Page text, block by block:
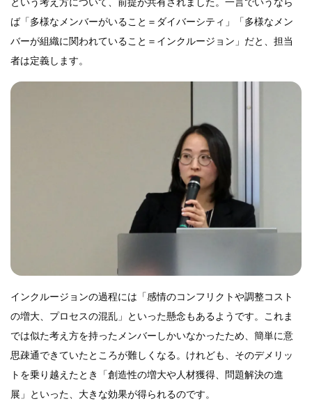
ば「多様なメンバーがいること＝ダイバーシティ」「多様なメン
バーが組織に関われていること＝インクルージョン」だと、担当
者は定義します。
インクルージョンの過程には「感情のコンフリクトや調整コスト
の増大、プロセスの混乱」といった懸念もあるようです。これま
では似た考え方を持ったメンバーしかいなかったため、簡単に意
思疎通できていたところが難しくなる。けれども、そのデメリッ
トを乗り越えたとき「創造性の増大や人材獲得、問題解決の進
展」といった、大きな効果が得られるのです。